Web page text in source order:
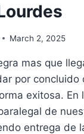
March 2, 2025
mas que
por concluido
exitosa. En
de
entrega de